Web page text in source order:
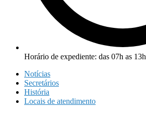
Horário de expediente: das 07h as 13h
Notícias
Secretários
História
Locais de atendimento